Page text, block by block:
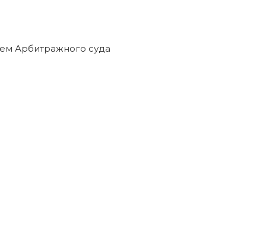
Арбитражного суда